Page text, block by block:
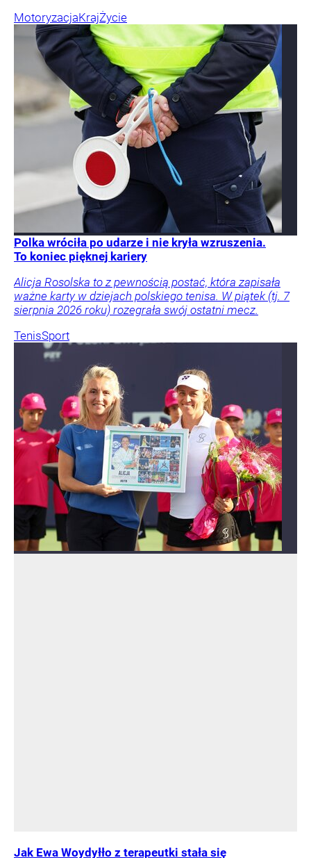
MotoryzacjaKrajŻycie
Polka wróciła po udarze i nie kryła wzruszenia.
To koniec pięknej kariery
Alicja Rosolska to z pewnością postać, która zapisała
ważne karty w dziejach polskiego tenisa. W piątek (tj. 7
sierpnia 2026 roku) rozegrała swój ostatni mecz.
TenisSport
Jak Ewa Woydyłło z terapeutki stała się